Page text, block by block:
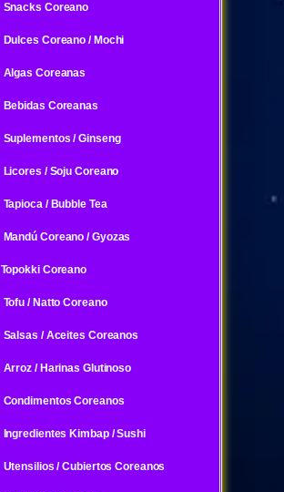
Snacks Coreano
Dulces Coreano / Mochi
Algas Coreanas
Bebidas Coreanas
Suplementos / Ginseng
Licores / Soju Coreano
Tapioca / Bubble Tea
Mandú Coreano / Gyozas
Topokki Coreano
Tofu / Natto Coreano
Salsas / Aceites Coreanos
Arroz / Harinas Glutinoso
Condimentos Coreanos
Ingredientes Kimbap / Sushi
Utensilios / Cubiertos Coreanos